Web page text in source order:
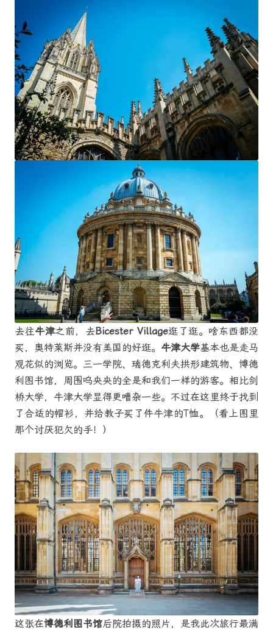
去往牛津之前，去Bicester Village逛了逛。啥东西都没
买，奥特莱斯并没有美国的好逛。 牛津大学基本也是走马
观花似的浏览。三一学院、瑞德克利夫拱形建筑物、博德
利图书馆，周围呜央央的全是和我们一样的游客。相比剑
桥大学，牛津大学显得更嘈杂一些。不过在这里终于找到
了合适的帽衫，并给教子买了件牛津的T恤。（看上图里
那个讨厌犯欠的手！）
这张在博德利图书馆后院拍摄的照片，是我此次旅行最满